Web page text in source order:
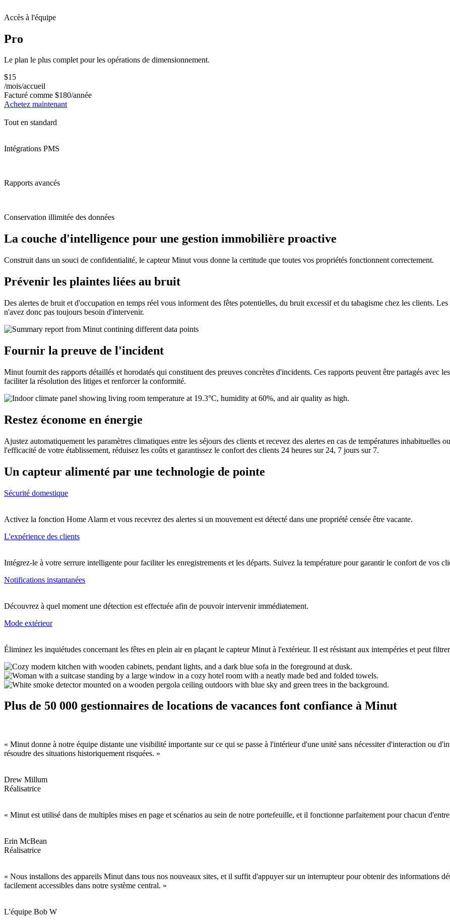
Accès à l'équipe
Pro
Le plan le plus complet pour les opérations de dimensionnement.
$15
/mois/accueil
Facturé comme $180/année
Achetez maintenant
Tout en standard
Intégrations PMS
Rapports avancés
Conservation illimitée des données
La couche d'intelligence pour une gestion immobilière proactive
Construit dans un souci de confidentialité, le capteur Minut vous donne la certitude que toutes vos propriétés fonctionnent correctement.
Prévenir les plaintes liées au bruit
Des alertes de bruit et d'occupation en temps réel vous informent des fêtes potentielles, du bruit excessif et du tabagisme chez les clients.
n'avez donc pas toujours besoin d'intervenir.
Fournir la preuve de l'incident
Minut fournit des rapports détaillés et horodatés qui constituent des preuves concrètes d'incidents. Ces rapports peuvent être partagés avec
faciliter la résolution des litiges et renforcer la conformité.
Restez économe en énergie
Ajustez automatiquement les paramètres climatiques entre les séjours des clients et recevez des alertes en cas de températures inhabituelles
l'efficacité de votre établissement, réduisez les coûts et garantissez le confort des clients 24 heures sur 24, 7 jours sur 7.
Un capteur alimenté par une technologie de pointe
Sécurité domestique
Activez la fonction Home Alarm et vous recevrez des alertes si un mouvement est détecté dans une propriété censée être vacante.
L'expérience des clients
Intégrez-le à votre serrure intelligente pour faciliter les enregistrements et les départs. Suivez la température pour garantir le confort de vos
Notifications instantanées
Découvrez à quel moment une détection est effectuée afin de pouvoir intervenir immédiatement.
Mode extérieur
Éliminez les inquiétudes concernant les fêtes en plein air en plaçant le capteur Minut à l'extérieur. Il est résistant aux intempéries et peut
Plus de 50 000 gestionnaires de locations de vacances font confiance à Minut
« Minut donne à notre équipe distante une visibilité importante sur ce qui se passe à l'intérieur d'une unité sans nécessiter d'interaction ou
résoudre des situations historiquement risquées. »
Drew Millum
Réalisatrice
« Minut est utilisé dans de multiples mises en page et scénarios au sein de notre portefeuille, et il fonctionne parfaitement pour chacun
Erin McBean
Réalisatrice
« Nous installons des appareils Minut dans tous nos nouveaux sites, et il suffit d'appuyer sur un interrupteur pour obtenir des informations
facilement accessibles dans notre système central. »
L'équipe Bob W